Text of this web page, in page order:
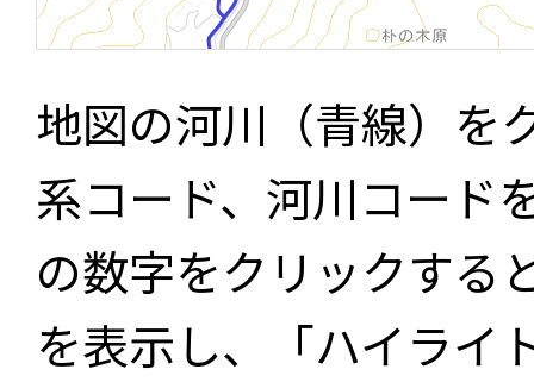
地図の河川（青線）を
系コード、河川コード
の数字をクリックする
を表示し、「ハイライ